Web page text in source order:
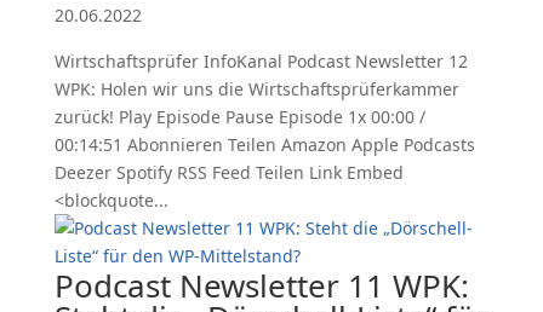
20.06.2022
Wirtschaftsprüfer InfoKanal Podcast Newsletter 12
WPK: Holen wir uns die Wirtschaftsprüferkammer
zurück! Play Episode Pause Episode 1x 00:00 /
00:14:51 Abonnieren Teilen Amazon Apple Podcasts
Deezer Spotify RSS Feed Teilen Link Embed
<blockquote...
Podcast Newsletter 11 WPK: